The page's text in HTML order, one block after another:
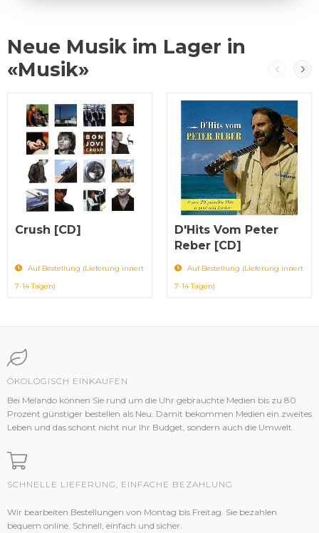
Neue Musik im Lager in
«Musik»
Crush [CD]
Auf Bestellung (Lieferung innert
7-14 Tagen)
D'Hits Vom Peter
Reber [CD]
Auf Bestellung (Lieferung innert
7-14 Tagen)
ÖKOLOGISCH EINKAUFEN
Bei Melando können Sie rund um die Uhr gebrauchte Medien bis zu 80
Prozent günstiger bestellen als Neu. Damit bekommen Medien ein zweites
Leben und das schont nicht nur Ihr Budget, sondern auch die Umwelt.
SCHNELLE LIEFERUNG, EINFACHE BEZAHLUNG
Wir bearbeiten Bestellungen von Montag bis Freitag. Sie bezahlen
bequem online. Schnell, einfach und sicher.